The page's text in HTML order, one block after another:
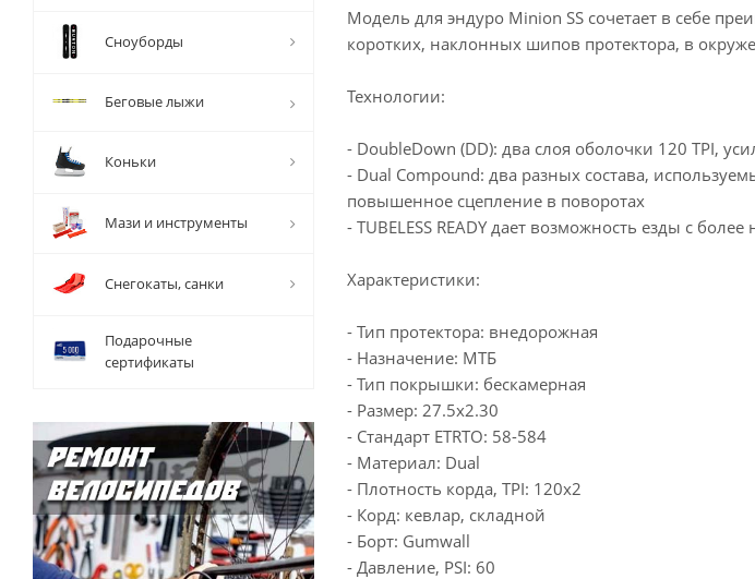
Модель для эндуро Minion SS сочетает в себе
коротких, наклонных шипов протектора, в
Технологии:
- DoubleDown (DD): два слоя оболочки 120 TPI,
- Dual Compound: два разных состава,
повышенное сцепление в поворотах
- TUBELESS READY дает возможность езды с
Характеристики:
- Тип протектора: внедорожная
- Назначение: МТБ
- Тип покрышки: бескамерная
- Размер: 27.5x2.30
- Стандарт ETRTO: 58-584
- Материал: Dual
- Плотность корда, TPI: 120х2
- Корд: кевлар, складной
- Борт: Gumwall
- Давление, PSI: 60
Сноуборды
Беговые лыжи
Коньки
Мази и инструменты
Снегокаты, санки
Подарочные
сертификаты